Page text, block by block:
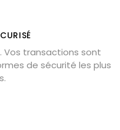
transactions sont
de sécurité les plus